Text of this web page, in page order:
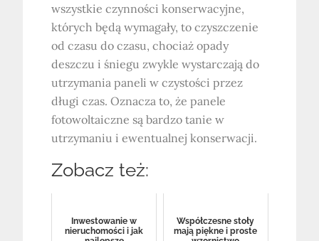
wszystkie czynności konserwacyjne,
których będą wymagały, to czyszczenie
od czasu do czasu, chociaż opady
deszczu i śniegu zwykle wystarczają do
utrzymania paneli w czystości przez
długi czas. Oznacza to, że panele
fotowoltaiczne są bardzo tanie w
utrzymaniu i ewentualnej konserwacji.
Zobacz też:
Inwestowanie w
nieruchomości i jak
Współczesne stoły
mają piękne i proste